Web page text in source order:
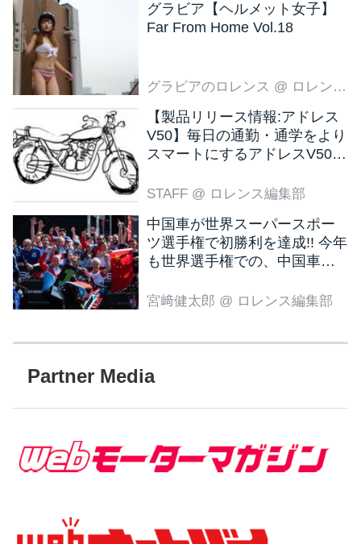
グラビア【ヘルメット女子】
Far From Home Vol.18
グラビアのロレンス @ ロレンス編集部
【製品リリース情報:アドレス
V50】毎日の通勤・通学をより
スマートにするアドレスV50
STAFF @ ロレンス編集部
中国車が世界スーパースポー
ツ選手権で初勝利を達成!! 今年
も世界選手権での、中国車の
宮﨑健太郎 @ ロレンス編集部
Partner Media